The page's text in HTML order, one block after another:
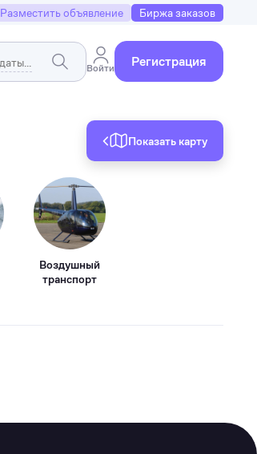
Разместить объявление Биржа заказов
Войти Регистрация
Коммерческая недвижимость
Показать карту
Воздушный
транспорт